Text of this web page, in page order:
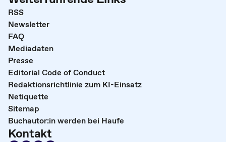
RSS
Newsletter
FAQ
Mediadaten
Presse
Editorial Code of Conduct
Redaktionsrichtlinie zum KI-Einsatz
Netiquette
Sitemap
Buchautor:in werden bei Haufe
Kontakt